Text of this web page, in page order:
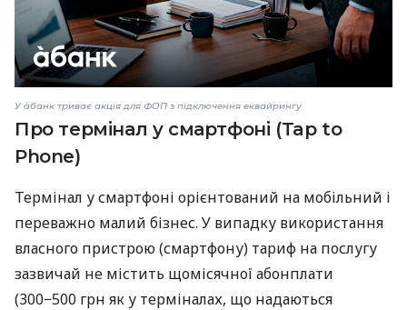
У àбанк триває акція для ФОП з підключення еквайрингу
Про термінал у смартфоні (Tap to
Phone)
Термінал у смартфоні орієнтований на мобільний і
переважно малий бізнес. У випадку використання
власного пристрою (смартфону) тариф на послугу
зазвичай не містить щомісячної абонплати
(300−500 грн як у терміналах, що надаються